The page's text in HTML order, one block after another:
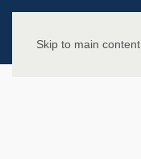
Skip to main content